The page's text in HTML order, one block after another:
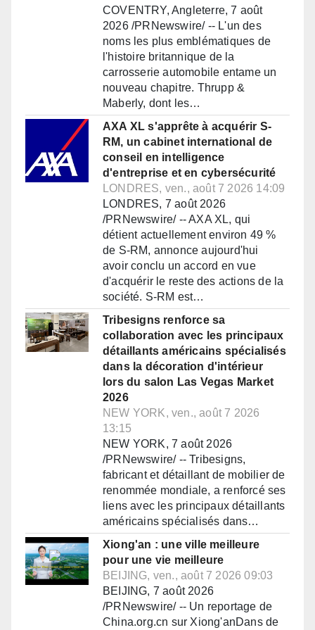
COVENTRY, Angleterre, 7 août
2026 /PRNewswire/ -- L'un des
noms les plus emblématiques de
l'histoire britannique de la
carrosserie automobile entame un
nouveau chapitre. Thrupp &
Maberly, dont les…
AXA XL s'apprête à acquérir S-
RM, un cabinet international de
conseil en intelligence
d'entreprise et en cybersécurité
LONDRES, ven., août 7 2026 14:09
LONDRES, 7 août 2026
/PRNewswire/ -- AXA XL, qui
détient actuellement environ 49 %
de S-RM, annonce aujourd'hui
avoir conclu un accord en vue
d'acquérir le reste des actions de la
société. S-RM est…
Tribesigns renforce sa
collaboration avec les principaux
détaillants américains spécialisés
dans la décoration d'intérieur
lors du salon Las Vegas Market
2026
NEW YORK, ven., août 7 2026
13:15
NEW YORK, 7 août 2026
/PRNewswire/ -- Tribesigns,
fabricant et détaillant de mobilier de
renommée mondiale, a renforcé ses
liens avec les principaux détaillants
américains spécialisés dans…
Xiong'an : une ville meilleure
pour une vie meilleure
BEIJING, ven., août 7 2026 09:03
BEIJING, 7 août 2026
/PRNewswire/ -- Un reportage de
China.org.cn sur Xiong'anDans de